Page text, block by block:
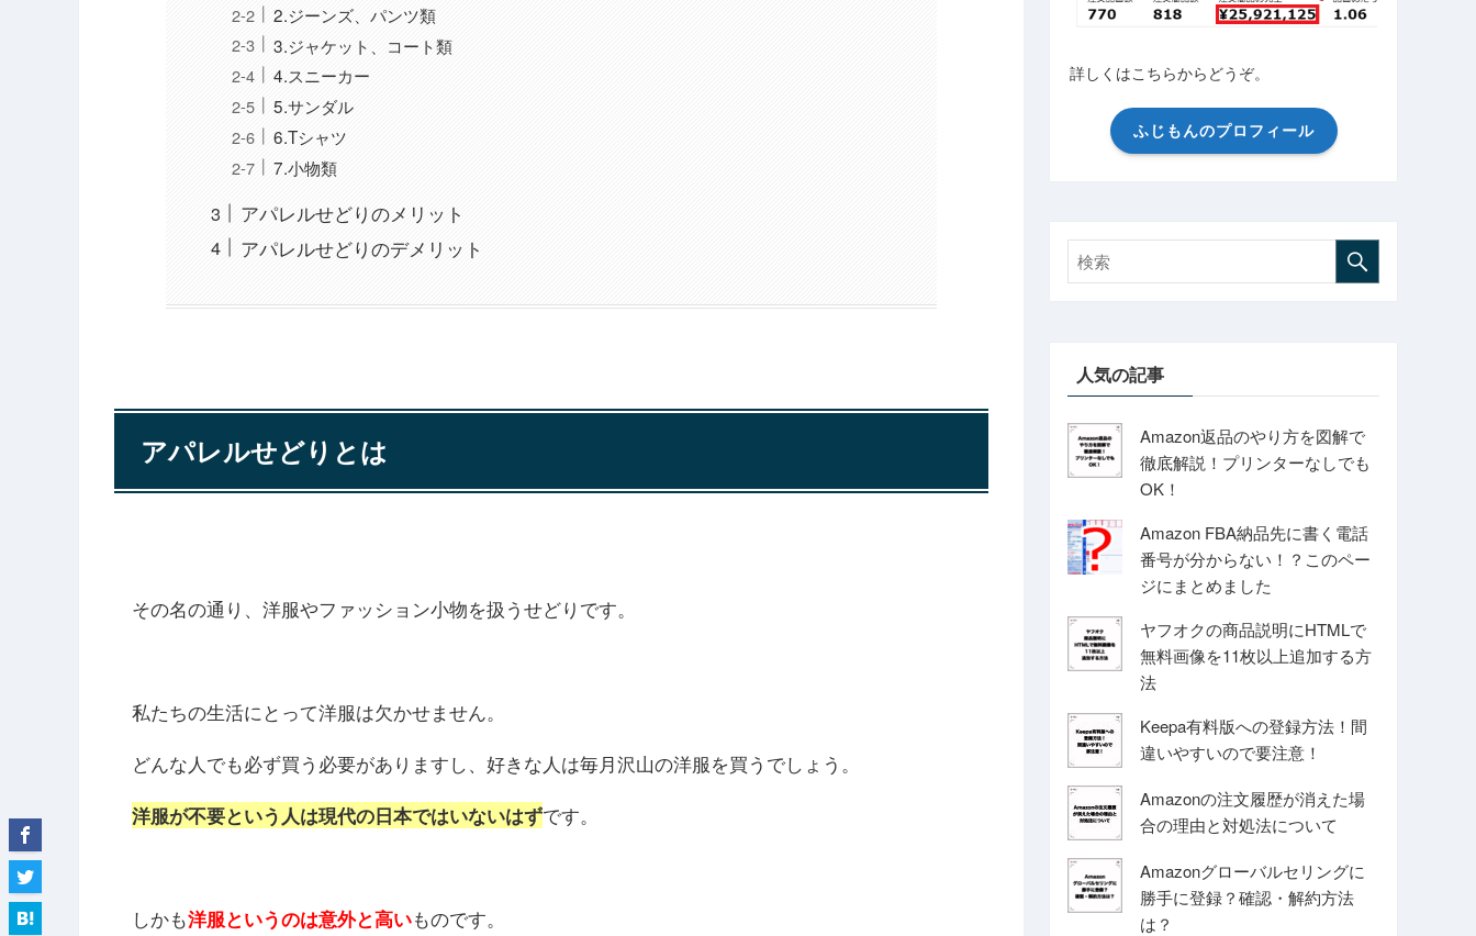
2.ジーンズ、パンツ類
3.ジャケット、コート類
4.スニーカー
5.サンダル
6.Tシャツ
7.小物類
アパレルせどりのメリット
アパレルせどりのデメリット
アパレルせどりとは
その名の通り、洋服やファッション小物を扱うせどりです。
私たちの生活にとって洋服は欠かせません。
どんな人でも必ず買う必要がありますし、好きな人は毎月沢山の洋服を買うでしょう。
洋服が不要という人は現代の日本ではいないはずです。
しかも洋服というのは意外と高いものです。
詳しくはこちらからどうぞ。
ふじもんのプロフィール
人気の記事
Amazon返品のやり方を図解で
徹底解説！プリンターなしでも
OK！
Amazon FBA納品先に書く電話
番号が分からない！？このペー
ジにまとめました
ヤフオクの商品説明にHTMLで
無料画像を11枚以上追加する方
法
Keepa有料版への登録方法！間
違いやすいので要注意！
Amazonの注文履歴が消えた場
合の理由と対処法について
Amazonグローバルセリングに
勝手に登録？確認・解約方法
は？